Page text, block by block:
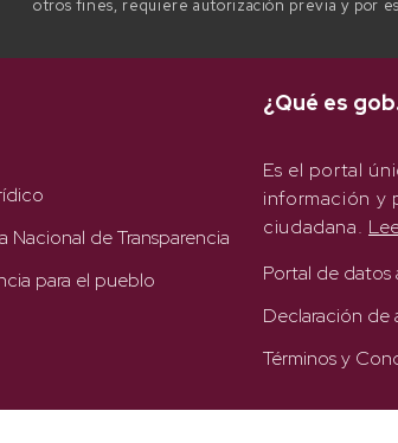
otros fines, requiere autorización previa y por
Nacional de Transparencia
para el pueblo
¿Qué es
Es el portal
información y
ciudadana.
Portal de datos
Declaración de
Términos y